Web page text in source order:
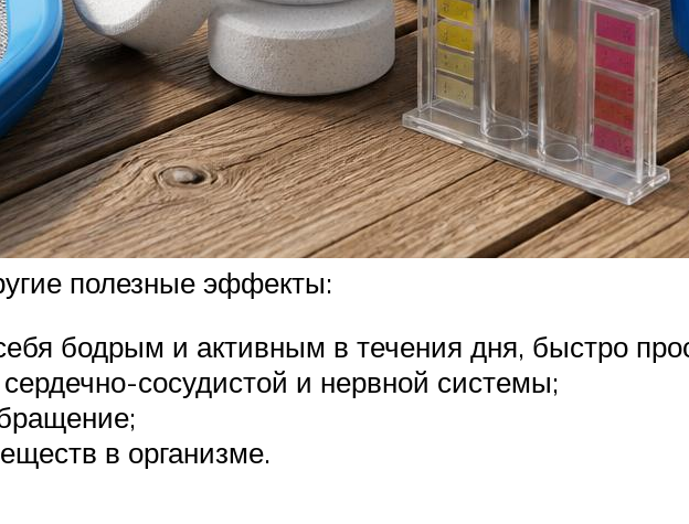
полезные эффекты:
бодрым и активным в течения дня, быстро
сосудистой и нервной системы;
в организме.